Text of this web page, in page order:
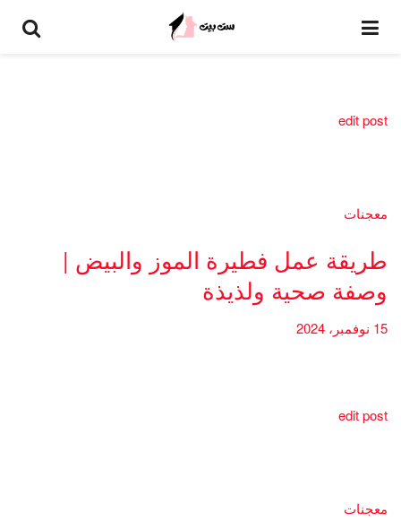
edit post
معجنات
طريقة عمل فطيرة الموز والبيض |
وصفة صحية ولذيذة
15 نوفمبر، 2024
edit post
معجنات